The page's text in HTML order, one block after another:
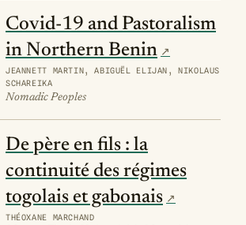
Covid-19 and Pastoralism
in Northern Benin
JEANNETT MARTIN, ABIGUËL ELIJAN, NIKOLAUS
SCHAREIKA
Nomadic Peoples
De père en fils : la
continuité des régimes
togolais et gabonais
THÉOXANE MARCHAND